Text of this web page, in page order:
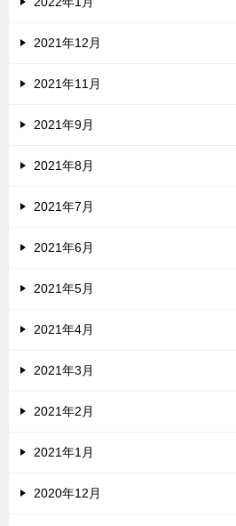
2021年12月
2021年11月
2021年9月
2021年8月
2021年7月
2021年6月
2021年5月
2021年4月
2021年3月
2021年2月
2021年1月
2020年12月